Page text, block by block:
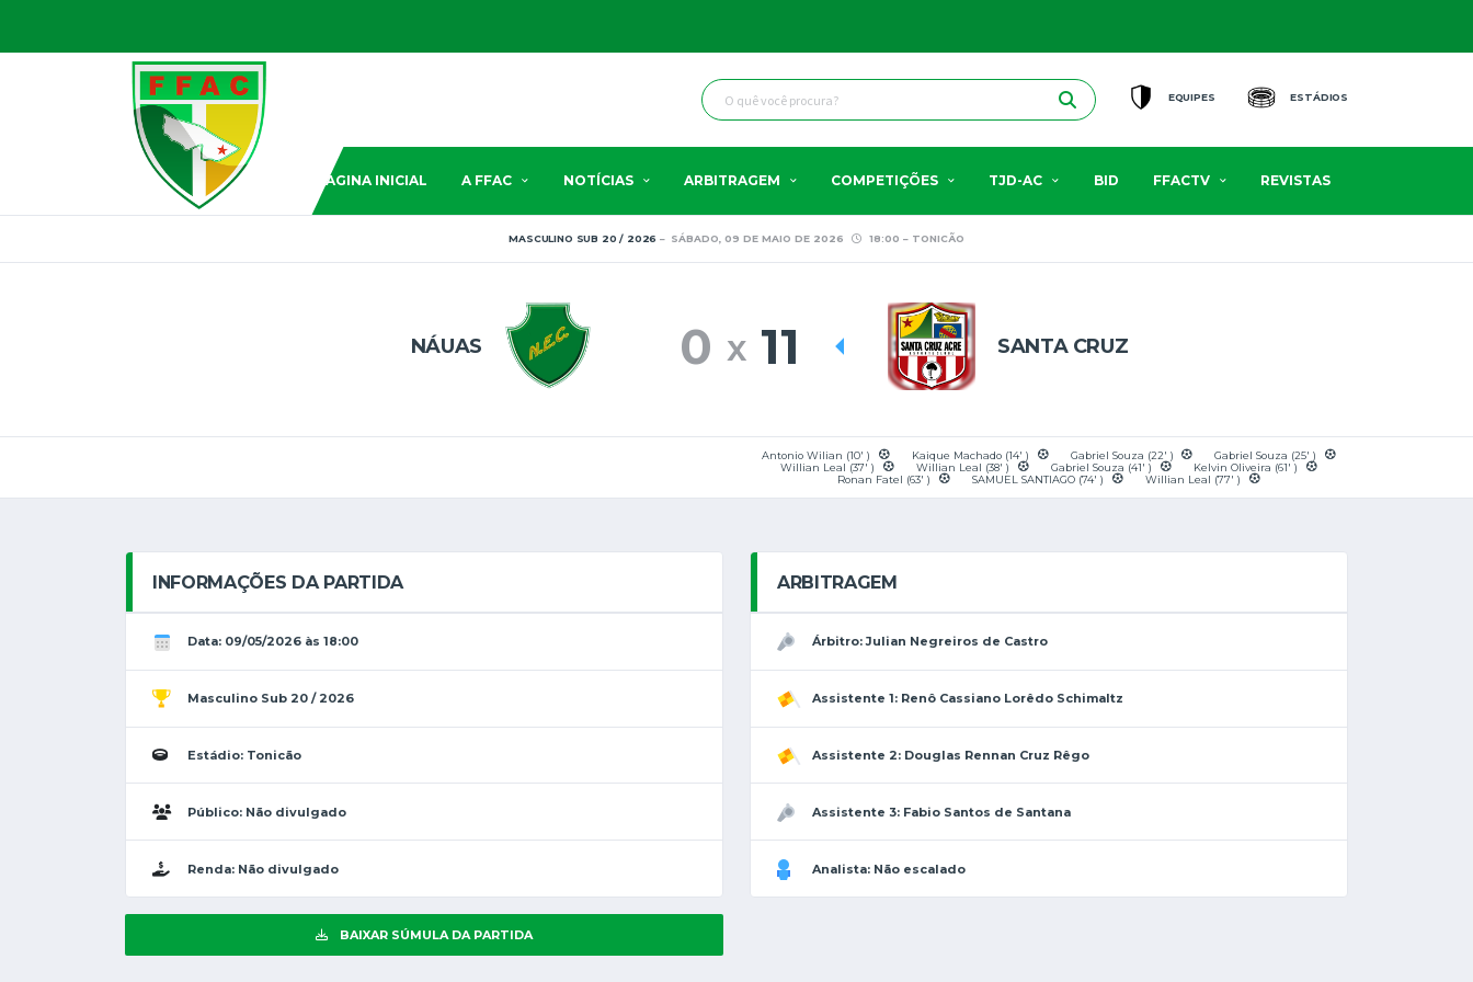
EQUIPES ESTÁDIOS
PAGINA INICIAL A FFAC NOTÍCIAS ARBITRAGEM COMPETIÇÕES TJD-AC BID FFACTV REVISTAS
MASCULINO SUB 20 / 2026 SÁBADO, 09 DE MAIO DE 2026 18:00 TONICÃO
NÁUAS 0 SANTA CRUZ
11
Antonio Wilian (10' ) Kaique Machado (14' ) Gabriel Souza (22' )
Gabriel Souza (25' )
Willian Leal (37' )
Willian Leal (38' ) Gabriel Souza (41' )
Kelvin Oliveira (61' )
Ronan Fatel (63' )
SAMUEL SANTIAGO (74' ) Willian Leal (77' )
INFORMAÇÕES DA PARTIDA
Data: 09/05/2026 às 18:00
Masculino Sub 20 / 2026
Estádio: Tonicão
Público: Não divulgado
Renda: Não divulgado
ARBITRAGEM
Árbitro: Julian Negreiros de Castro
Assistente 1: Renô Cassiano Lorêdo Schimaltz
Assistente 2: Douglas Rennan Cruz Rêgo
Assistente 3: Fabio Santos de Santana
Analista: Não escalado
BAIXAR SÚMULA DA PARTIDA